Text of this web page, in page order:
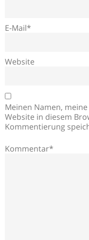
E-Mail*
Website
Meinen Namen,
Website in diesem
Kommentierung
Kommentar*